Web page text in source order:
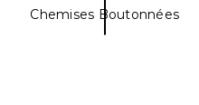
Chemises Boutonnées